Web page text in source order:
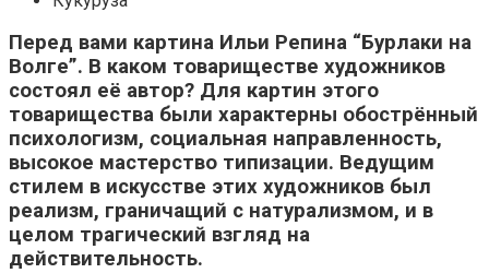
Перед вами картина Ильи Репина “Бурлаки на
Волге”. В каком товариществе художников
состоял её автор? Для картин этого
товарищества были характерны обострённый
психологизм, социальная направленность,
высокое мастерство типизации. Ведущим
стилем в искусстве этих художников был
реализм, граничащий с натурализмом, и в
целом трагический взгляд на
действительность.